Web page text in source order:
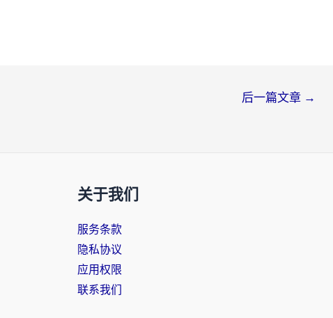
后一篇文章 →
关于我们
服务条款
隐私协议
应用权限
联系我们